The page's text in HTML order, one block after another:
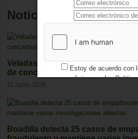
Noticias relacionadas
Veladas del Palacio de Boadilla
de conciertos
11 Junio 2026
Boadilla detecta 25 casos de
Estoy de acuerdo con
condicionesy los